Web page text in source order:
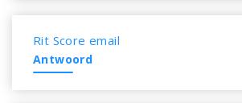
Rit Score email
Antwoord